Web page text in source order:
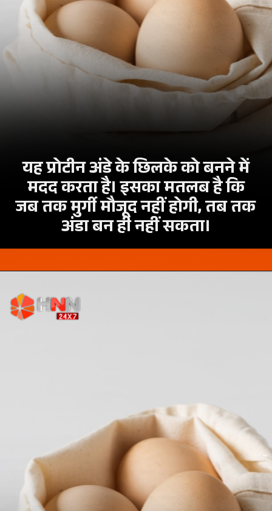
यह प्रोटीन अंडे के छिलके को बनने में
मदद करता है। इसका मतलब है कि
जब तक मुर्गी मौजूद नहीं होगी, तब तक